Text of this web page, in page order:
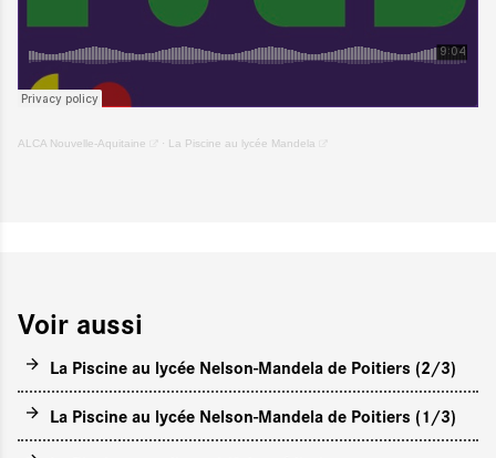
ALCA Nouvelle-Aquitaine · La Piscine au lycée Mandela
Voir aussi
La Piscine au lycée Nelson-Mandela de Poitiers (2/3)
La Piscine au lycée Nelson-Mandela de Poitiers (1/3)